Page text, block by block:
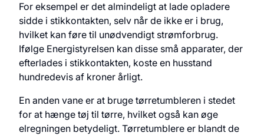
For eksempel er det almindeligt at lade opladere
sidde i stikkontakten, selv når de ikke er i brug,
hvilket kan føre til unødvendigt strømforbrug.
Ifølge Energistyrelsen kan disse små apparater, der
efterlades i stikkontakten, koste en husstand
hundredevis af kroner årligt.
En anden vane er at bruge tørretumbleren i stedet
for at hænge tøj til tørre, hvilket også kan øge
elregningen betydeligt. Tørretumblere er blandt de